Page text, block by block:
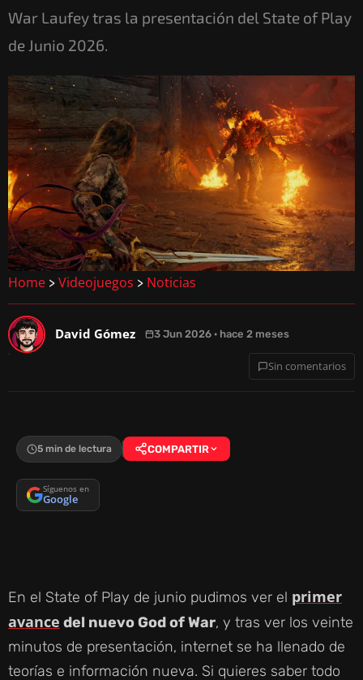
War Laufey tras la presentación del State of Play
de Junio 2026.
Home > Videojuegos > Noticias
David Gómez 3 Jun 2026 · hace 2 meses
Sin comentarios
5 min de lectura COMPARTIR
Síguenos en
Google
En el State of Play de junio pudimos ver el primer
avance del nuevo God of War, y tras ver los veinte
minutos de presentación, internet se ha llenado de
teorías e información nueva. Si quieres saber todo